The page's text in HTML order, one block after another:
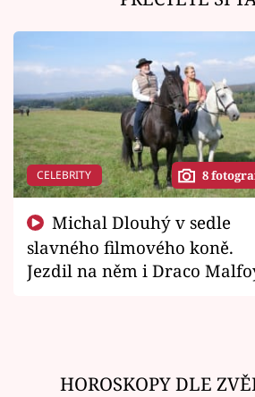
CELEBRITY 8
slavného filmového koně.
Jezdil na něm i Draco
HOROSKOPY DLE